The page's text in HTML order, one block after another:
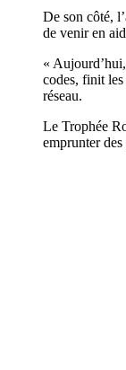
De son côté,
de venir en
«
codes, finit
réseau.
Le Trophée
emprunter des